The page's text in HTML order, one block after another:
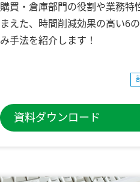
購買・倉庫部門の役割や業務特
まえた、時間削減効果の高い6
み手法を紹介します！
資料ダウンロード